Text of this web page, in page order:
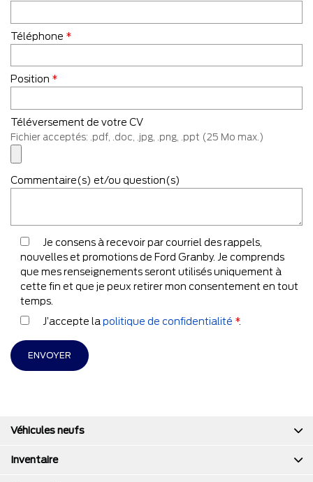
Téléphone *
Position *
Téléversement de votre CV
Fichier acceptés: .pdf, .doc, .jpg, .png, .ppt (25 Mo max.)
Commentaire(s) et/ou question(s)
Je consens à recevoir par courriel des rappels,
nouvelles et promotions de Ford Granby. Je comprends
que mes renseignements seront utilisés uniquement à
cette fin et que je peux retirer mon consentement en tout
temps.
J’accepte la politique de confidentialité *.
Véhicules neufs
Inventaire